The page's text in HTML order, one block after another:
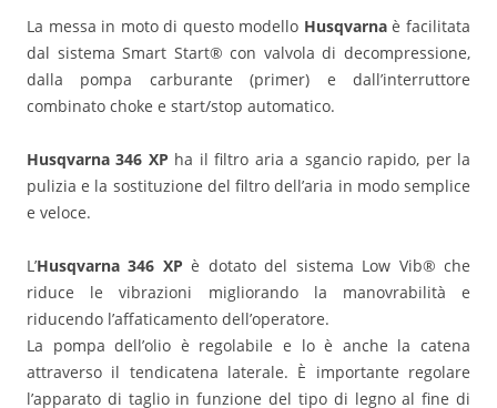
La messa in moto di questo modello Husqvarnaè facilitata
dal sistema Smart Start® con valvola di decompressione,
dalla pompa carburante (primer) e dall’interruttore
combinato choke e start/stop automatico.
Husqvarna 346 XP ha il filtro aria a sgancio rapido, per la
pulizia e la sostituzione del filtro dell’aria in modo semplice
e veloce.
L’Husqvarna 346 XP è dotato del sistema Low Vib® che
riduce le vibrazioni migliorando la manovrabilità e
riducendo l’affaticamento dell’operatore.
La pompa dell’olio è regolabile e lo è anche la catena
attraverso il tendicatena laterale. È importante regolare
l’apparato di taglio in funzione del tipo di legno al fine di